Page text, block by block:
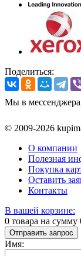
Поделиться:
Мы в
© 2009-2026
О компании
Полезная
Покупка
Оставить
Контакты
В вашей корзине:
0 товара на сумму
Отправить запрос
Имя: